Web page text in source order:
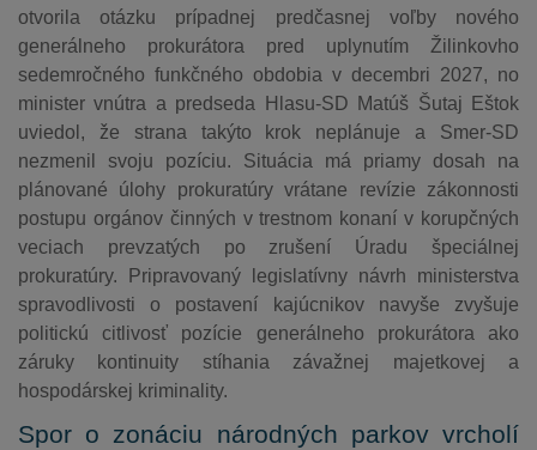
otvorila otázku prípadnej predčasnej voľby nového
generálneho prokurátora pred uplynutím Žilinkovho
sedemročného funkčného obdobia v decembri 2027, no
minister vnútra a predseda Hlasu-SD Matúš Šutaj Eštok
uviedol, že strana takýto krok neplánuje a Smer-SD
nezmenil svoju pozíciu. Situácia má priamy dosah na
plánované úlohy prokuratúry vrátane revízie zákonnosti
postupu orgánov činných v trestnom konaní v korupčných
veciach prevzatých po zrušení Úradu špeciálnej
prokuratúry. Pripravovaný legislatívny návrh ministerstva
spravodlivosti o postavení kajúcnikov navyše zvyšuje
politickú citlivosť pozície generálneho prokurátora ako
záruky kontinuity stíhania závažnej majetkovej a
hospodárskej kriminality.
Spor o zonáciu národných parkov vrcholí